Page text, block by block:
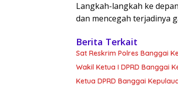
Langkah-langkah ke
dan mencegah terjadinya
Berita Terkait
Sat Reskrim Polres Banggai
Wakil Ketua I DPRD Banggai
Ketua DPRD Banggai